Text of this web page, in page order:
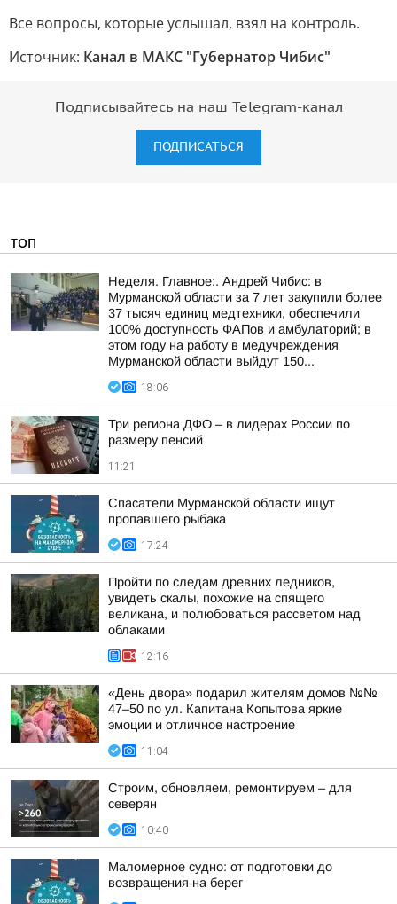
Все вопросы, которые услышал, взял на контроль.
Источник: Канал в МАКС "Губернатор Чибис"
Подписывайтесь на наш Telegram-канал
ПОДПИСАТЬСЯ
ТОП
Неделя. Главное:. Андрей Чибис: в
Мурманской области за 7 лет закупили более
37 тысяч единиц медтехники, обеспечили
100% доступность ФАПов и амбулаторий; в
этом году на работу в медучреждения
Мурманской области выйдут 150...
18:06
Три региона ДФО – в лидерах России по
размеру пенсий
11:21
Спасатели Мурманской области ищут
пропавшего рыбака
17:24
Пройти по следам древних ледников,
увидеть скалы, похожие на спящего
великана, и полюбоваться рассветом над
облаками
12:16
«День двора» подарил жителям домов №№
47–50 по ул. Капитана Копытова яркие
эмоции и отличное настроение
11:04
Строим, обновляем, ремонтируем – для
северян
10:40
Маломерное судно: от подготовки до
возвращения на берег